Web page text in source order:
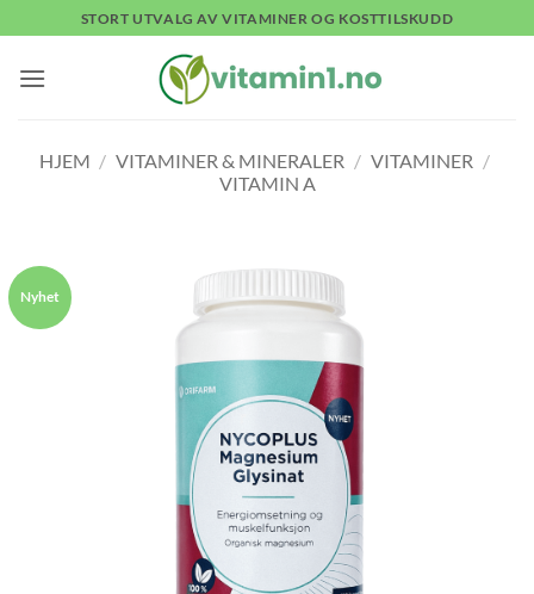
to
content
STORT UTVALG AV VITAMINER OG KOSTTILSKUDD
HJEM / VITAMINER & MINERALER / VITAMINER /
VITAMIN A